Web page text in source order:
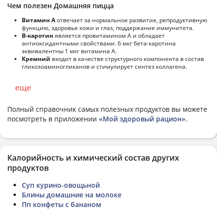
Чем полезен Домашняя пицца
Витамин Аотвечает за нормальное развитие, репродуктивную
функцию, здоровье кожи и глаз, поддержание иммунитета.
В-каротин является провитамином А и обладает
антиоксидантными свойствами. 6 мкг бета-каротина
эквивалентны 1 мкг витамина А.
Кремний входит в качестве структурного компонента в состав
гликозоаминогликанов и стимулирует синтез коллагена.
еще
Полный справочник самых полезных продуктов вы можете
посмотреть в приложении «Мой здоровый рацион».
Калорийность и химический состав других
продуктов
Суп курино-овощьной
Блины домашние на молоке
Пп конфеты с бананом